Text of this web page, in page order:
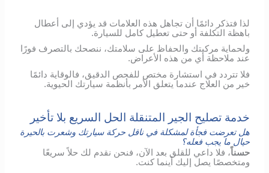
لذا فتذكر دائمًا أن تجاهل هذه العلامات قد يؤدي إلى أعطال
باهظة التكلفة أو حتى تعطيل كامل للسيارة.
ولحماية مركبتك والحفاظ على سلامتك، ننصحك بالتصرف فورًا
عند ملاحظة أي من هذه الأعراض.
فلا تتردد في استشارة مختص للفحص الدقيق، فالوقاية دائمًا
خير من العلاج عندما يتعلق الأمر بأنظمة سيارتك الحيوية.
خدمة تصليح الجير المتنقلة الحل السريع بلا تأخير
هل تعرضت فجأة لمشكلة في ناقل حركة سيارتك وشعرت بالحيرة
حيال ما يجب فعله؟
حسناً، فلا داعي للقلق بعد الآن، فنحن نقدم لك حلاً سريعًا
ومتخصصًا يصل إليك أينما كنت.